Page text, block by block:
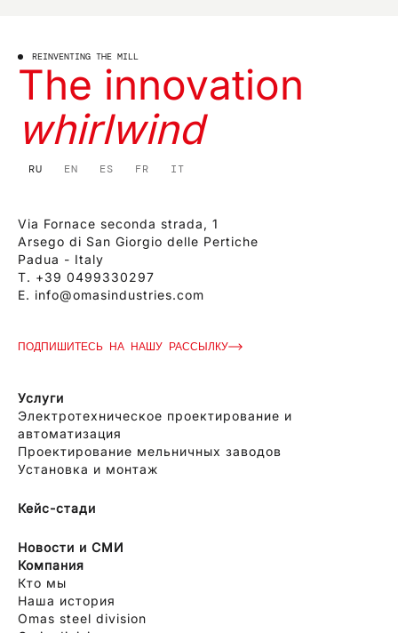
REINVENTING THE MILL
The innovation
whirlwind
RU EN ES FR IT
Via Fornace seconda strada, 1
Arsego di San Giorgio delle Pertiche
Padua - Italy
T. +39 0499330297
E. info@omasindustries.com
ПОДПИШИТЕСЬ НА НАШУ РАССЫЛКУ
Услуги
Электротехническое проектирование и
автоматизация
Проектирование мельничных заводов
Установка и монтаж
Кейс-стади
Новости и СМИ
Компания
Кто мы
Наша история
Omas steel division